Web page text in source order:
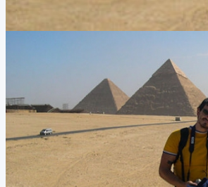
Paquete a Egipto desde la
Duración:
Noches
Paquete a Egipto desde la Argentina
te esperamos a este viaje increíble y